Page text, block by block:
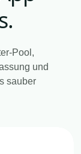
Pool,
und
sauber